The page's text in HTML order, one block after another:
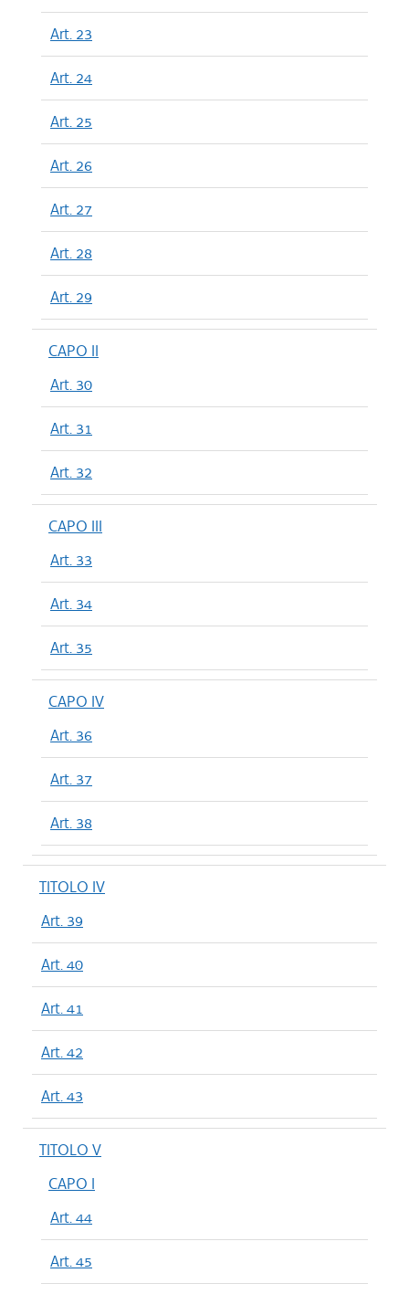
Art. 23
Art. 24
Art. 25
Art. 26
Art. 27
Art. 28
Art. 29
CAPO II
Art. 30
Art. 31
Art. 32
CAPO III
Art. 33
Art. 34
Art. 35
CAPO IV
Art. 36
Art. 37
Art. 38
TITOLO IV
Art. 39
Art. 40
Art. 41
Art. 42
Art. 43
TITOLO V
CAPO I
Art. 44
Art. 45